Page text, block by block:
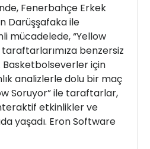
Fenerbahçe Erkek
Darüşşafaka ile
mücadelede, “Yellow
benzersiz
Basketbolseverler için
analizlerle dolu bir maç
Soruyor” ile taraftarlar,
etkinlikler ve
yaşadı. Eron Software